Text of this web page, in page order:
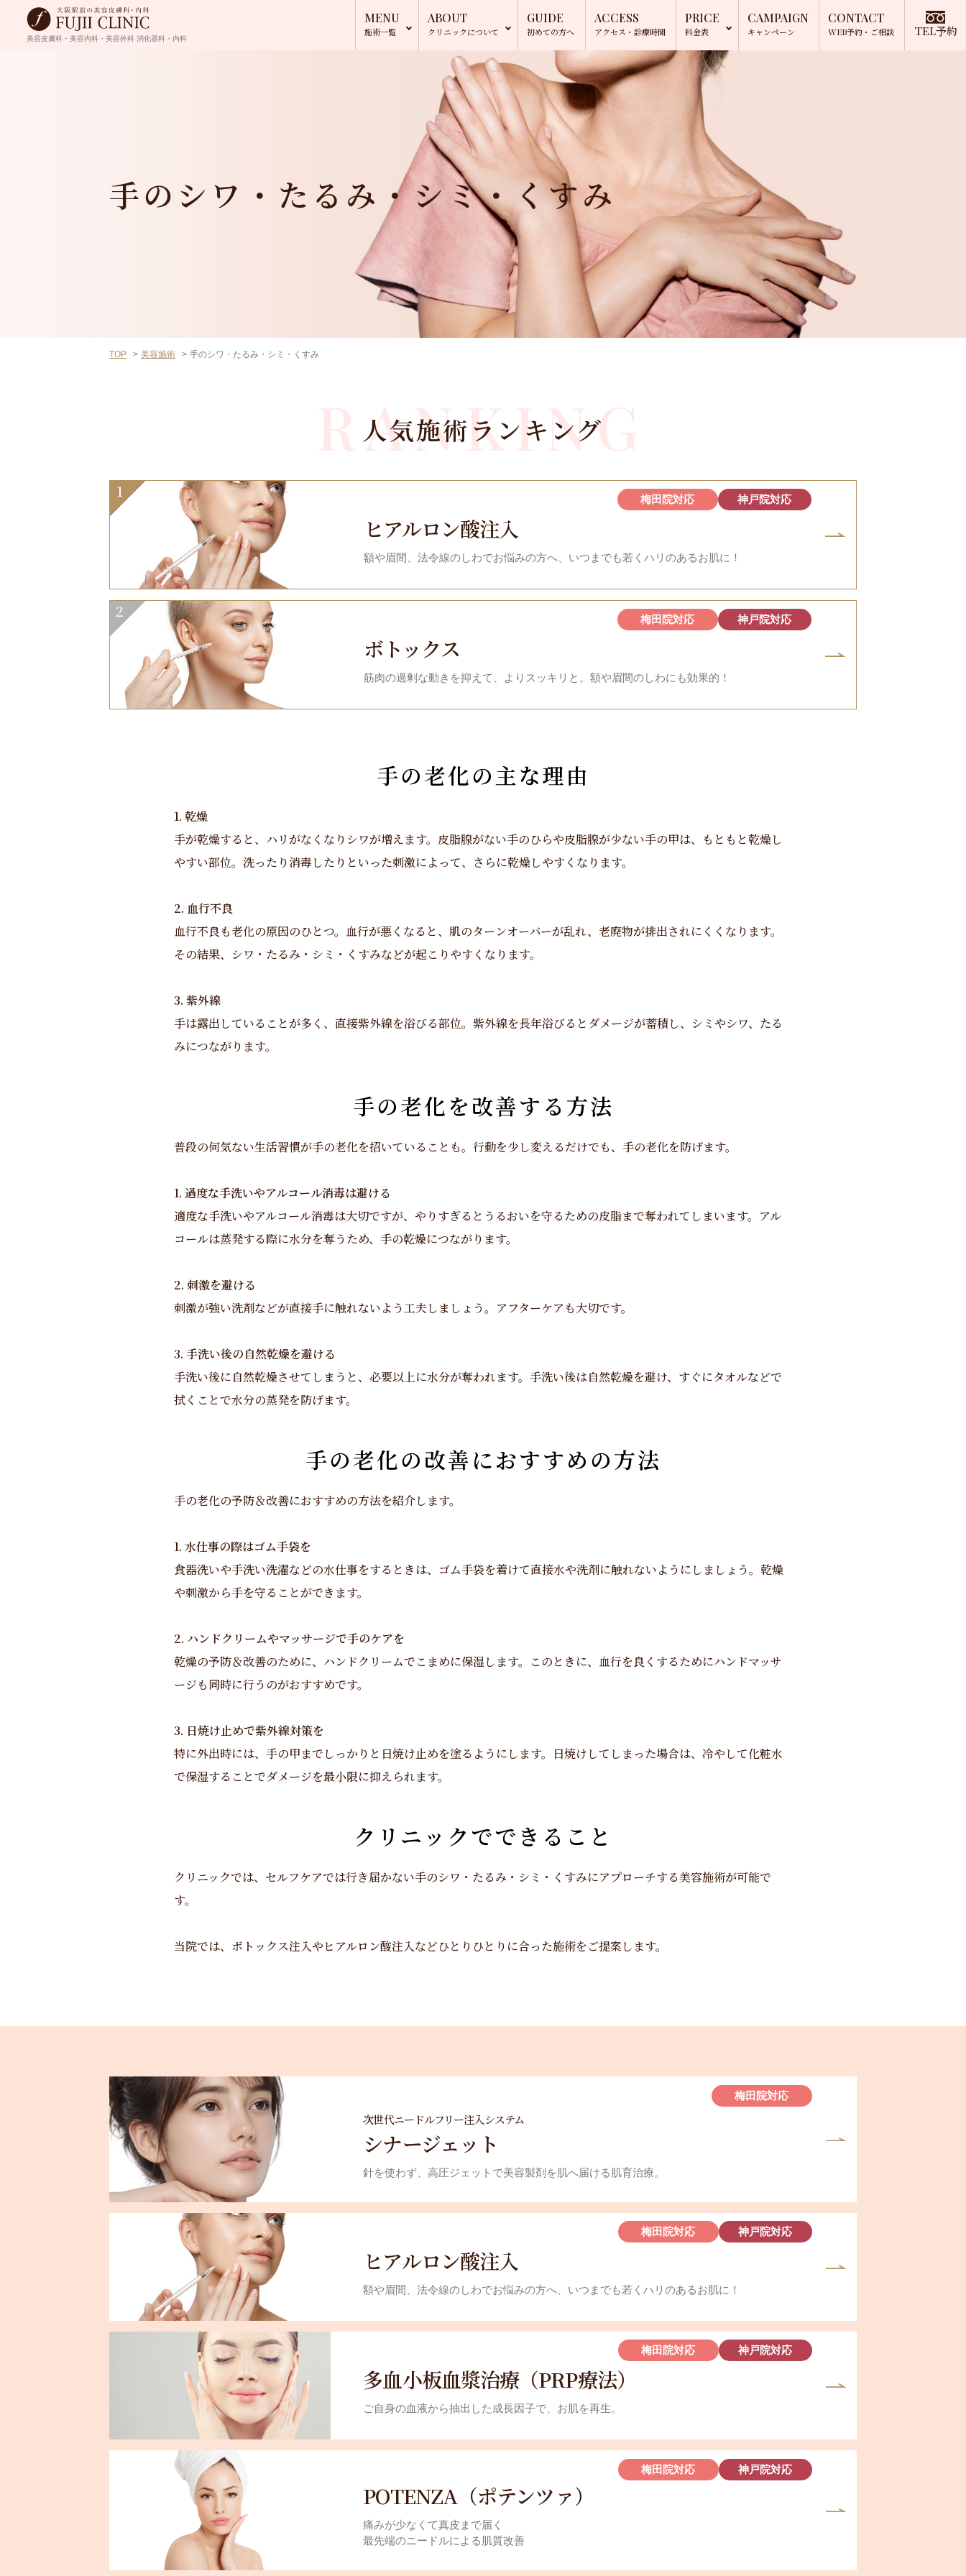
美容皮膚科・美容内科・美容外科 消化器科・内科
MENU
施術一覧
ABOUT
クリニックについて
GUIDE
初めての方へ
ACCESS
アクセス・ 診療時間
PRICE
料金表
CAMPAIGN
キャンペーン
CONTACT
WEB予約 ・ご相談 TEL予約
手のシワ・たるみ・シミ・くすみ
TOP 美容施術 手のシワ・たるみ・シミ・くすみ
人気施術ランキング
RANKING
ヒアルロン酸注入
額や眉間、法令線のしわでお悩みの方へ、いつまでも若くハリのあるお肌に！
梅田院対応 神戸院対応
ボトックス
筋肉の過剰な動きを抑えて、よりスッキリと。額や眉間のしわにも効果的！
梅田院対応 神戸院対応
手の老化の主な理由
1. 乾燥
手が乾燥すると、ハリがなくなりシワが増えます。皮脂腺がない手のひらや皮脂腺が少ない手の甲は、もともと乾燥し
やすい部位。洗ったり消毒したりといった刺激によって、さらに乾燥しやすくなります。
2. 血行不良
血行不良も老化の原因のひとつ。血行が悪くなると、肌のターンオーバーが乱れ、老廃物が排出されにくくなります。
その結果、シワ・たるみ・シミ・くすみなどが起こりやすくなります。
3. 紫外線
手は露出していることが多く、直接紫外線を浴びる部位。紫外線を長年浴びるとダメージが蓄積し、シミやシワ、たる
みにつながります。
手の老化を改善する方法
普段の何気ない生活習慣が手の老化を招いていることも。行動を少し変えるだけでも、手の老化を防げます。
1. 過度な手洗いやアルコール消毒は避ける
適度な手洗いやアルコール消毒は大切ですが、やりすぎるとうるおいを守るための皮脂まで奪われてしまいます。アル
コールは蒸発する際に水分を奪うため、手の乾燥につながります。
2. 刺激を避ける
刺激が強い洗剤などが直接手に触れないよう工夫しましょう。アフターケアも大切です。
3. 手洗い後の自然乾燥を避ける
手洗い後に自然乾燥させてしまうと、必要以上に水分が奪われます。手洗い後は自然乾燥を避け、すぐにタオルなどで
拭くことで水分の蒸発を防げます。
手の老化の改善におすすめの方法
手の老化の予防＆改善におすすめの方法を紹介します。
1. 水仕事の際はゴム手袋を
食器洗いや手洗い洗濯などの水仕事をするときは、ゴム手袋を着けて直接水や洗剤に触れないようにしましょう。乾燥
や刺激から手を守ることができます。
2. ハンドクリームやマッサージで手のケアを
乾燥の予防＆改善のために、ハンドクリームでこまめに保湿します。このときに、血行を良くするためにハンドマッサ
ージも同時に行うのがおすすめです。
3. 日焼け止めで紫外線対策を
特に外出時には、手の甲までしっかりと日焼け止めを塗るようにします。日焼けしてしまった場合は、冷やして化粧水
で保湿することでダメージを最小限に抑えられます。
クリニックでできること
クリニックでは、セルフケアでは行き届かない手のシワ・たるみ・シミ・くすみにアプローチする美容施術が可能で
す。
当院では、ボトックス注入やヒアルロン酸注入などひとりひとりに合った施術をご提案します。
次世代ニードルフリー注入システム
シナージェット
針を使わず、高圧ジェットで美容製剤を肌へ届ける肌育治療。
梅田院対応
ヒアルロン酸注入
額や眉間、法令線のしわでお悩みの方へ、いつまでも若くハリのあるお肌に！
梅田院対応 神戸院対応
多血小板血漿治療（PRP療法）
ご自身の血液から抽出した成長因子で、お肌を再生。
梅田院対応 神戸院対応
POTENZA（ポテンツァ）
痛みが少なくて真皮まで届く
最先端のニードルによる肌質改善
梅田院対応 神戸院対応